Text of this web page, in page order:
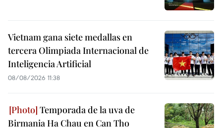
Vietnam gana siete medallas en
tercera Olimpiada Internacional de
Inteligencia Artificial
08/08/2026 11:38
Temporada de la uva de
Birmania Ha Chau en Can Tho